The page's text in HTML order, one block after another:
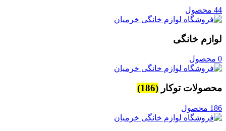
44 محصول
لوازم خانگی
0 محصول
محصولات توکار (186)
186 محصول